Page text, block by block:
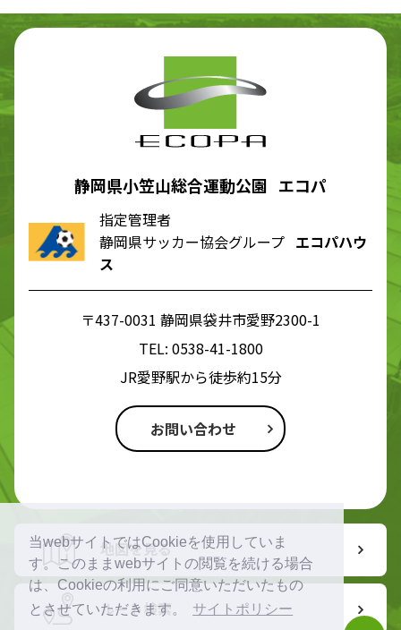
当webサイトではCookieを使用していま
す。このままwebサイトの閲覧を続ける場合
は、Cookieの利用にご同意いただいたもの
とさせていただきます。
サイトポリシー
静岡県小笠山総合運動公園 エコパ
指定管理者
静岡県サッカー協会グループ エコパハウ
ス
〒437-0031 静岡県袋井市愛野2300-1
TEL: 0538-41-1800
JR愛野駅から徒歩約15分
お問い合わせ
地図を見る
ルート検索